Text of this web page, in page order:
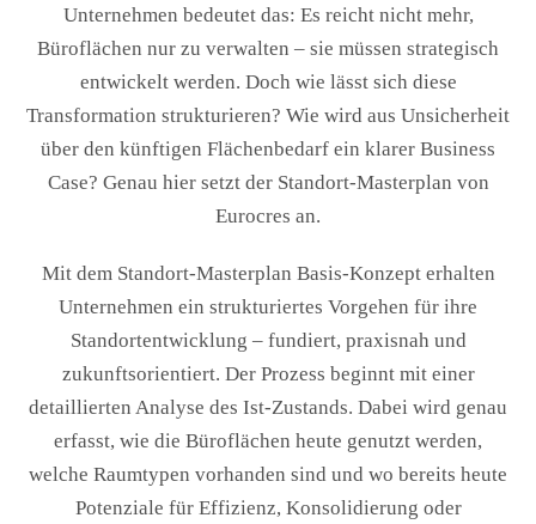
Unternehmen bedeutet das: Es reicht nicht mehr,
Büroflächen nur zu verwalten – sie müssen strategisch
entwickelt werden. Doch wie lässt sich diese
Transformation strukturieren? Wie wird aus Unsicherheit
über den künftigen Flächenbedarf ein klarer Business
Case? Genau hier setzt der Standort-Masterplan von
Eurocres an.
Mit dem Standort-Masterplan Basis-Konzept erhalten
Unternehmen ein strukturiertes Vorgehen für ihre
Standortentwicklung – fundiert, praxisnah und
zukunftsorientiert. Der Prozess beginnt mit einer
detaillierten Analyse des Ist-Zustands. Dabei wird genau
erfasst, wie die Büroflächen heute genutzt werden,
welche Raumtypen vorhanden sind und wo bereits heute
Potenziale für Effizienz, Konsolidierung oder